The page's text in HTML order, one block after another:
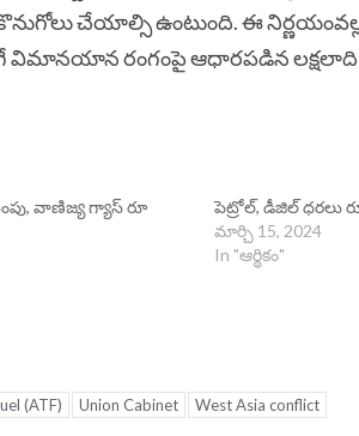
చేయాల్సి ఉంటుంది. ఈ
రంగంపై ఆధారపడిన లక్షలాది
వాణిజ్య గ్యాస్ రూ
పెట్రోల్, డీజిల్ ధరలు
మార్చి 15, 2024
In "ఆర్థికం"
(ATF) Union Cabinet West Asia conflict